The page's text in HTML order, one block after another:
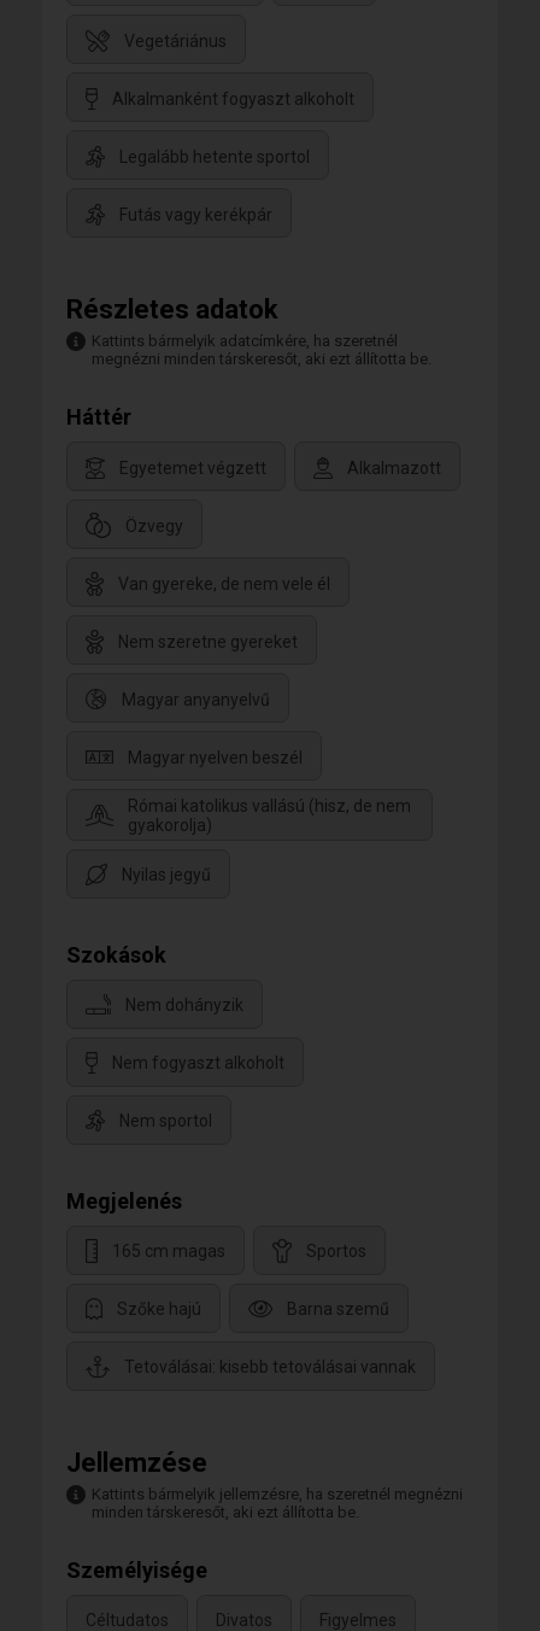
Vegetáriánus
Alkalmanként fogyaszt alkoholt
Legalább hetente sportol
Futás vagy kerékpár
Részletes adatok
Kattints bármelyik adatcímkére, ha szeretnél
megnézni minden társkeresőt, aki ezt állította be.
Háttér
Egyetemet végzett Alkalmazott
Özvegy
Van gyereke, de nem vele él
Nem szeretne gyereket
Magyar anyanyelvű
Magyar nyelven beszél
Római katolikus vallású (hisz, de nem
gyakorolja)
Nyilas jegyű
Szokások
Nem dohányzik
Nem fogyaszt alkoholt
Nem sportol
Megjelenés
165 cm magas Sportos
Szőke hajú Barna szemű
Tetoválásai: kisebb tetoválásai vannak
Jellemzése
Kattints bármelyik jellemzésre, ha szeretnél megnézni
minden társkeresőt, aki ezt állította be.
Személyisége
Céltudatos Divatos Figyelmes